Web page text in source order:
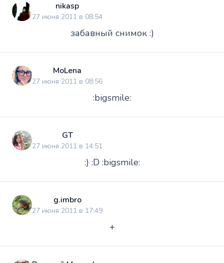
nikasp
27 июня 2011 в 08:54
забавный снимок :)
MoLena
27 июня 2011 в 08:56
:bigsmile:
GT
27 июня 2011 в 14:51
:) :D :bigsmile:
g.imbro
27 июня 2011 в 17:49
+